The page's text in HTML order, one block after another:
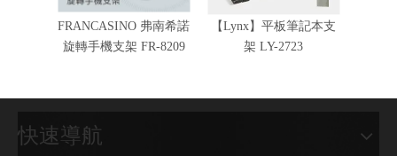
FRANCASINO 弗南希諾
旋轉手機支架 FR-8209
【Lynx】平板筆記本支
架 LY-2723
快速導航